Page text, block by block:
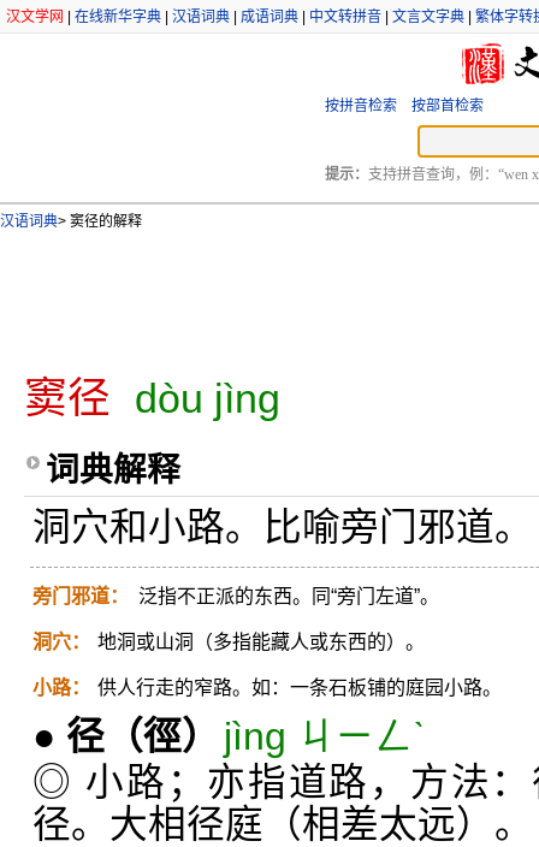
汉文学网 在线新华字典 汉语词典 成语词典 中文转拼音 文言文字典 繁体字转
按拼音检索 按部首检索
提示： 支持拼音查询，例：“wen
汉语词典> 窦径的解释
窦径 dòu jìng
词典解释
洞穴和小路。比喻旁门邪道。
旁门邪道： 泛指不正派的东西。同“旁门左道”。
洞穴： 地洞或山洞（多指能藏人或东西的）。
小路： 供人行走的窄路。如：一条石板铺的庭园小路。
● 径 （徑）
jìng ㄐㄧㄥˋ
◎ 小路；亦指道路，方法
径。大相径庭（相差太远）。